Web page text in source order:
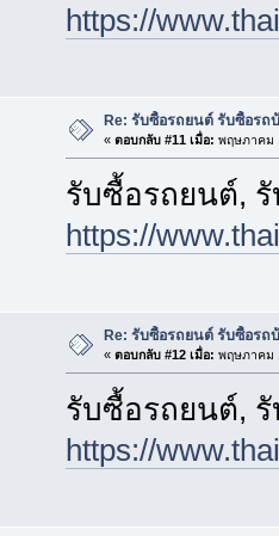
https://
Re: รับซื้อรถยนต์ รับซื้อรถ
« ตอบกลับ #11 เมื่อ: พฤษภาคม
รับซื้อรถยนต์,
https://
Re: รับซื้อรถยนต์ รับซื้อรถ
« ตอบกลับ #12 เมื่อ: พฤษภาคม
รับซื้อรถยนต์,
https://